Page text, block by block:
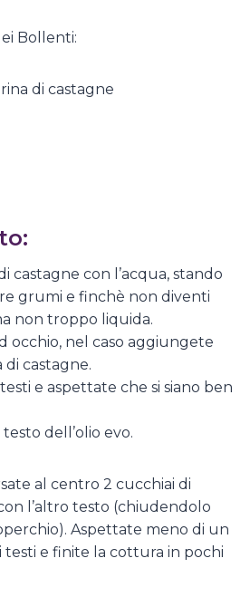
Bollenti:
di castagne
castagne con l’acqua, stando
grumi e finchè non diventi
non troppo liquida.
occhio, nel caso aggiungete
castagne.
e aspettate che si siano ben
dell’olio evo.
al centro 2 cucchiai di
l’altro testo (chiudendolo
Aspettate meno di un
testi e finite la cottura in pochi